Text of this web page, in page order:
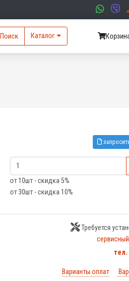
Поиск Каталог
от 10шт - скидка 5%
от 30шт - скидка 10%
Требуется
тел.
Варианты оплат